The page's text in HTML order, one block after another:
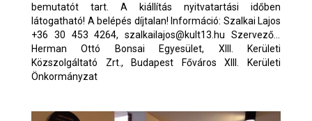
bemutatót tart. A kiállítás nyitvatartási időben
látogatható! A belépés díjtalan! Információ: Szalkai Lajos
+36 30 453 4264,szalkailajos@kult13.hu Szervezők:
Herman Ottó Bonsai Egyesület, XIII. Kerületi
Közszolgáltató Zrt., Budapest Főváros XIII. Kerületi
Önkormányzat